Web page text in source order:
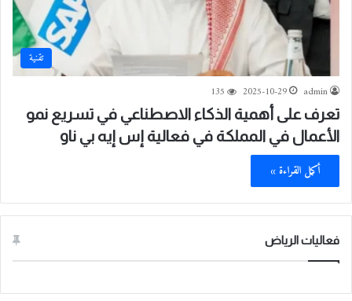
تقنية
admin
2025-10-29
135
تعرف على أهمية الذكاء الاصطناعي في تسريع نمو
الأعمال في المملكة في فعالية إس إيه بي ناو
أكمل القراءة »
فعاليات الرياض